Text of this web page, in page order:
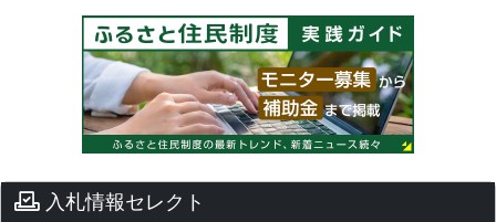
入札情報セレクト